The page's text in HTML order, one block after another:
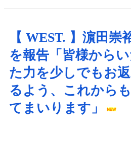
【 WEST. 】濵田
を報告「皆様から
た力を少しでもお
るよう、これから
てまいります」